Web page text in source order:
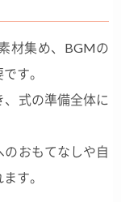
材集め、BGMの
す。
式の準備全体に
おもてなしや自
す。